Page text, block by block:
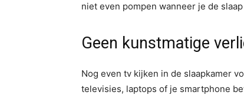
niet even pompen wanneer je de
Geen kunstmatige
Nog even tv kijken in de slaapkamer
televisies, laptops of je smartphone